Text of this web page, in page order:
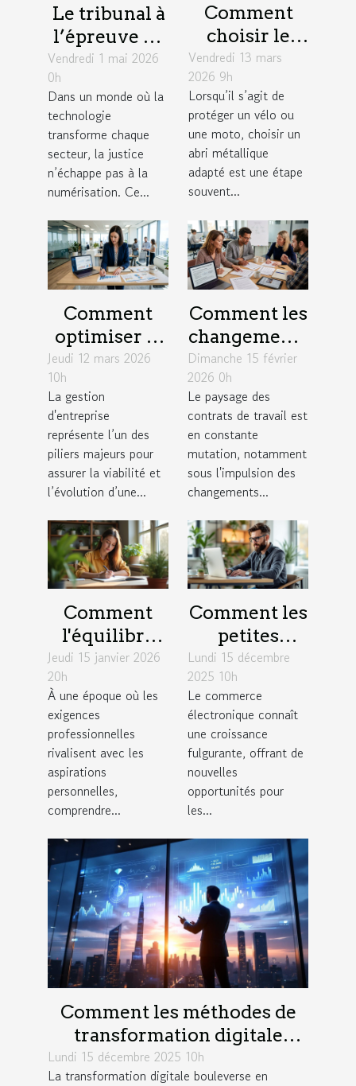
Le tribunal à
l’épreuve de
la
numérisation
: enjeux
concrets
Vendredi 1 mai 2026
0h
Dans un monde où la
technologie
transforme chaque
secteur, la justice
n’échappe pas à la
numérisation. Ce...
Comment
choisir le
meilleur abri
métallique
pour votre
vélo ou moto
?
Vendredi 13 mars
2026 9h
Lorsqu’il s’agit de
protéger un vélo ou
une moto, choisir un
abri métallique
adapté est une étape
souvent...
Comment
optimiser la
gestion
d'entreprise
pour une
croissance
durable ?
Jeudi 12 mars 2026
10h
La gestion
d'entreprise
représente l’un des
piliers majeurs pour
assurer la viabilité et
l’évolution d’une...
Comment les
changements
législatifs de
2026
influencent-
ils les
contrats de
travail ?
Dimanche 15 février
2026 0h
Le paysage des
contrats de travail est
en constante
mutation, notamment
sous l'impulsion des
changements...
Comment
l'équilibre
travail-vie
personnelle
influence la
créativité?
Jeudi 15 janvier 2026
20h
À une époque où les
exigences
professionnelles
rivalisent avec les
aspirations
personnelles,
comprendre...
Comment les
petites
entreprises
peuvent
exploiter les
tendances du
commerce
électronique
?
Lundi 15 décembre
2025 10h
Le commerce
électronique connaît
une croissance
fulgurante, offrant de
nouvelles
opportunités pour
les...
Comment les méthodes de
transformation digitale
influencent-elles la
productivité?
Lundi 15 décembre 2025 10h
La transformation digitale bouleverse en